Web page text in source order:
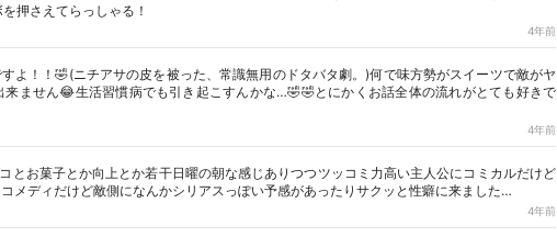
押さえてらっしゃる！
4年前
よ！！🤣(ニチアサの皮を被った、常識無用のドタバタ劇。)何で味方勢がスイーツで敵がヤ
ません😂生活習慣病でも引き起こすんかな…🤣🤣とにかくお話全体の流れがとても好きで
4年前
とお菓子とか向上とか若干日曜の朝な感じありつつツッコミ力高い主人公にコミカルだけど
メディだけど敵側になんかシリアスっぽい予感があったりサクッと性癖に来ました…
4年前